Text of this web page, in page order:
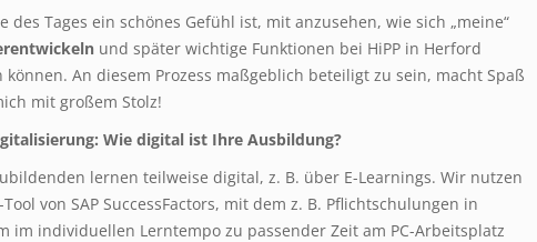
des Tages ein schönes Gefühl ist, mit anzusehen, wie sich „meine“
und später wichtige Funktionen bei HiPP in Herford
können. An diesem Prozess maßgeblich beteiligt zu sein, macht Spaß
mit großem Stolz!
Wie digital ist Ihre Ausbildung?
lernen teilweise digital, z. B. über E-Learnings. Wir nutzen
von SAP SuccessFactors, mit dem z. B. Pflichtschulungen in
im individuellen Lerntempo zu passender Zeit am PC-Arbeitsplatz